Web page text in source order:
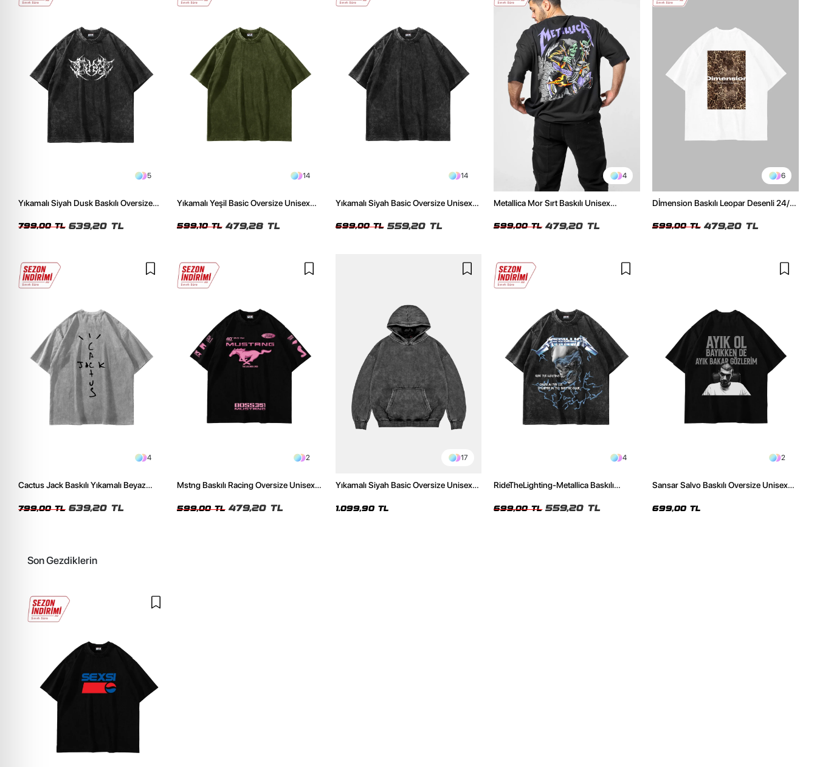
5
Yıkamalı Siyah Dusk Baskılı Oversize
799,00 TL 639,20 TL
14
Yıkamalı Yeşil Basic Oversize Unisex
599,10 TL 479,28 TL
14
Yıkamalı Siyah Basic Oversize Unisex
699,00 TL 559,20 TL
4
Metallica Mor Sırt Baskılı Unisex
599,00 TL 479,20 TL
6
Dİmension Baskılı Leopar Desenli 24/1
599,00 TL 479,20 TL
4
Cactus Jack Baskılı Yıkamalı Beyaz
799,00 TL 639,20 TL
2
Mstng Baskılı Racing Oversize Unisex
599,00 TL 479,20 TL
17
Yıkamalı Siyah Basic Oversize Unisex
1.099,90 TL
4
RideTheLighting-Metallica Baskılı
699,00 TL 559,20 TL
2
Sansar Salvo Baskılı Oversize Unisex
699,00 TL
Son Gezdiklerin